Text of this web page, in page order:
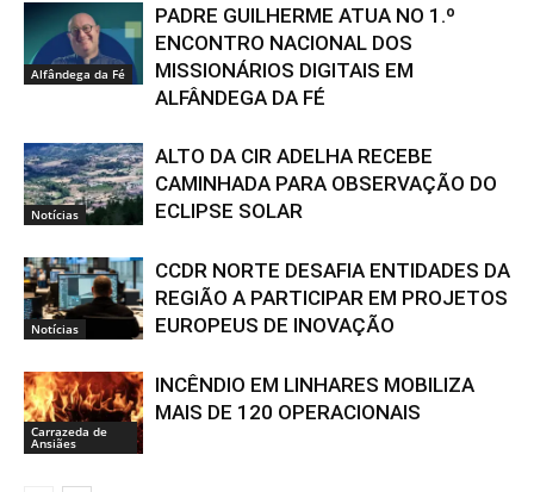
Alfândega da Fé
PADRE GUILHERME ATUA NO 1.º
ENCONTRO NACIONAL DOS
MISSIONÁRIOS DIGITAIS EM
ALFÂNDEGA DA FÉ
Notícias
ALTO DA CIR ADELHA RECEBE
CAMINHADA PARA OBSERVAÇÃO DO
ECLIPSE SOLAR
Notícias
CCDR NORTE DESAFIA ENTIDADES DA
REGIÃO A PARTICIPAR EM PROJETOS
EUROPEUS DE INOVAÇÃO
Carrazeda de
Ansiães
INCÊNDIO EM LINHARES MOBILIZA
MAIS DE 120 OPERACIONAIS